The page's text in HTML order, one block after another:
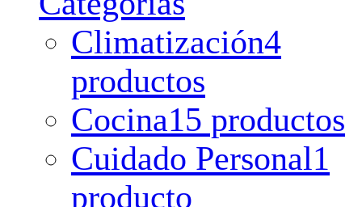
Climatización4
productos
Cocina15 productos
Cuidado Personal1
producto